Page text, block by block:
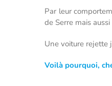
Par leur
de Serre mais
Une voiture rejette
Voilà pourquoi,